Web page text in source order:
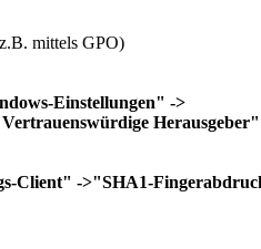
mittels GPO)
Einstellungen" ->
Herausgeber"
Client" ->"SHA1-